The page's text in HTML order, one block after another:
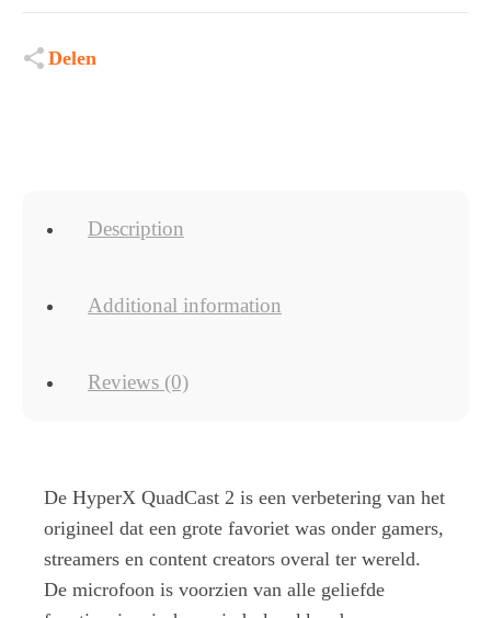
Delen
Description
Additional information
Reviews (0)
De HyperX QuadCast 2 is een verbetering van het
origineel dat een grote favoriet was onder gamers,
streamers en content creators overal ter wereld.
De microfoon is voorzien van alle geliefde